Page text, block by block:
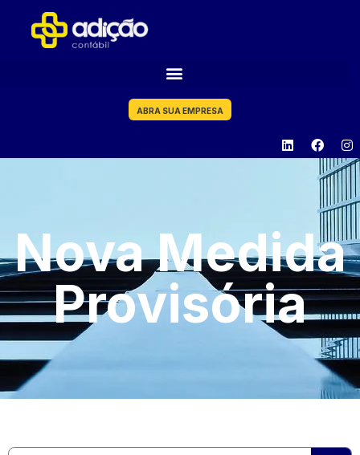
ABRA SUA EMPRESA
Nova Medida
Provisória